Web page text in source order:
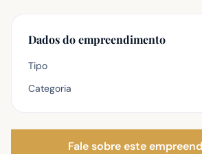
Dados do empreendimento
Tipo
Categoria
Fale sobre este